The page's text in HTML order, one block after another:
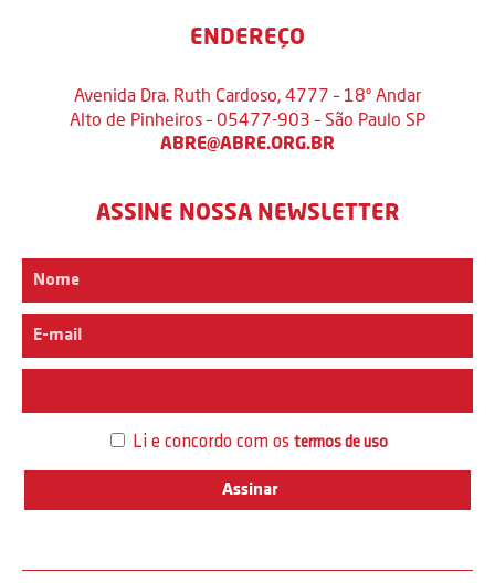
ENDEREÇO
Avenida Dra. Ruth Cardoso, 4777 – 18º Andar
Alto de Pinheiros – 05477-903 – São Paulo SP
ABRE@ABRE.ORG.BR
ASSINE NOSSA NEWSLETTER
Li e concordo com os termos de uso